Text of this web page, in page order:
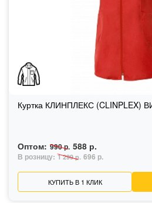
Куртка КЛИНПЛЕКС (CLINPLEX)
Оптом: 990 р. 588 р.
В розницу: 1 299 р. 696 р.
КУПИТЬ В 1 КЛИК